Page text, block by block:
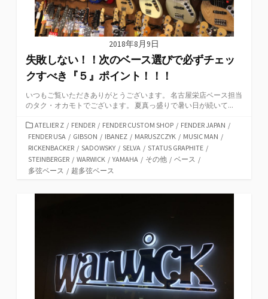
2018年8月9日
失敗しない！！次のベース選びで必ずチェッ
クすべき『５』ポイント！！！
いつもご覧いただきありがとうございます。 名古屋栄店ベース担当
のタク・オカモトでございます。 夏真っ盛りで暑い日が続いて...
カ
テ
ゴ
リ
ー
ATELIER Z / FENDER / FENDER CUSTOM SHOP / FENDER JAPAN /
FENDER USA / GIBSON / IBANEZ / MARUSZCZYK / MUSIC MAN /
RICKENBACKER / SADOWSKY / SELVA / STATUS GRAPHITE /
STEINBERGER / WARWICK / YAMAHA / その他 / ベース /
多弦ベース / 超多弦ベース